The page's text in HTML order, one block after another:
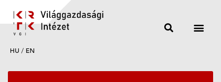
HU / EN